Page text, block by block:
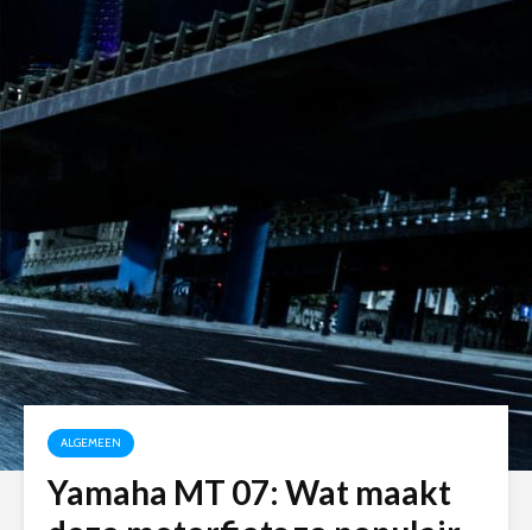
ALGEMEEN
Yamaha MT 07: Wat maakt